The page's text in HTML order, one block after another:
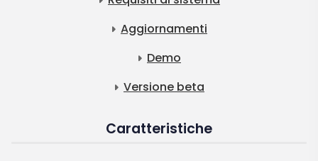
Aggiornamenti
Demo
Versione beta
Caratteristiche